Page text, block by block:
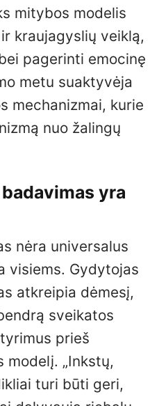
mitybos modelis
kraujagyslių veiklą,
pagerinti emocinę
metu suaktyvėja
mechanizmai, kurie
nuo žalingų
yra
nėra universalus
visiems. Gydytojas
atkreipia dėmesį,
sveikatos
prieš
„Inkstų,
turi būti geri,